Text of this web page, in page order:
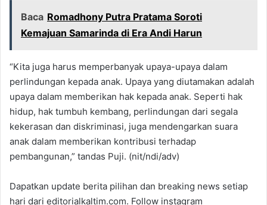
Baca Romadhony Putra Pratama Soroti
Kemajuan Samarinda di Era Andi Harun
“Kita juga harus memperbanyak upaya-upaya dalam
perlindungan kepada anak. Upaya yang diutamakan adalah
upaya dalam memberikan hak kepada anak. Seperti hak
hidup, hak tumbuh kembang, perlindungan dari segala
kekerasan dan diskriminasi, juga mendengarkan suara
anak dalam memberikan kontribusi terhadap
pembangunan,” tandas Puji. (nit/ndi/adv)
Dapatkan update berita pilihan dan breaking news setiap
hari dari editorialkaltim.com. Follow instagram